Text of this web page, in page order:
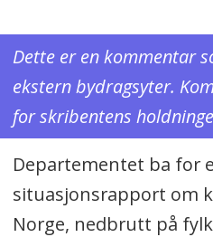
Dette er en kommentar
ekstern bydragsyter.
for skribentens
Departementet ba for
situasjonsrapport om
Norge, nedbrutt på